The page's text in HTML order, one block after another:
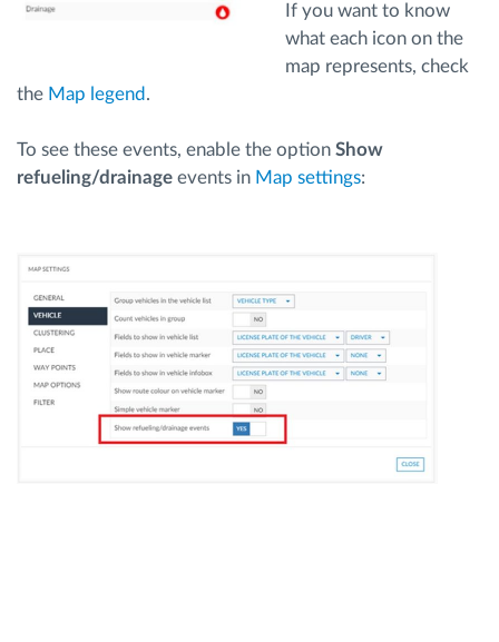
If you want to know
what each icon on the
map represents, check
the Map legend .
To see these events, enable the option Show
refueling/drainage events in Map settings: